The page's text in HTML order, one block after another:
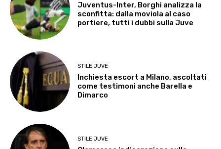
Juventus-Inter, Borghi analizza la
sconfitta: dalla moviola al caso
portiere, tutti i dubbi sulla Juve
STILE JUVE
Inchiesta escort a Milano, ascoltati
come testimoni anche Barella e
Dimarco
STILE JUVE